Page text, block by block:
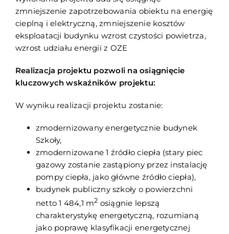
zmniejszenie zapotrzebowania obiektu na energię
cieplną i elektryczną, zmniejszenie kosztów
eksploatacji budynku wzrost czystości powietrza,
wzrost udziału energii z OZE
Realizacja projektu pozwoli na osiągnięcie
kluczowych wskaźników projektu:
W wyniku realizacji projektu zostanie:
zmodernizowany energetycznie budynek
Szkoły,
zmodernizowane 1 źródło ciepła (stary piec
gazowy zostanie zastąpiony przez instalację
pompy ciepła, jako główne źródło ciepła),
budynek publiczny szkoły o powierzchni
netto 1 484,1 m2 osiągnie lepszą
charakterystykę energetyczną, rozumianą
jako poprawę klasyfikacji energetycznej